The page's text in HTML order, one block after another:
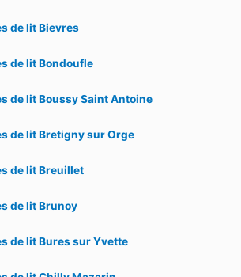
de lit Bievres
de lit Bondoufle
de lit Boussy Saint Antoine
de lit Bretigny sur Orge
de lit Breuillet
de lit Brunoy
de lit Bures sur Yvette